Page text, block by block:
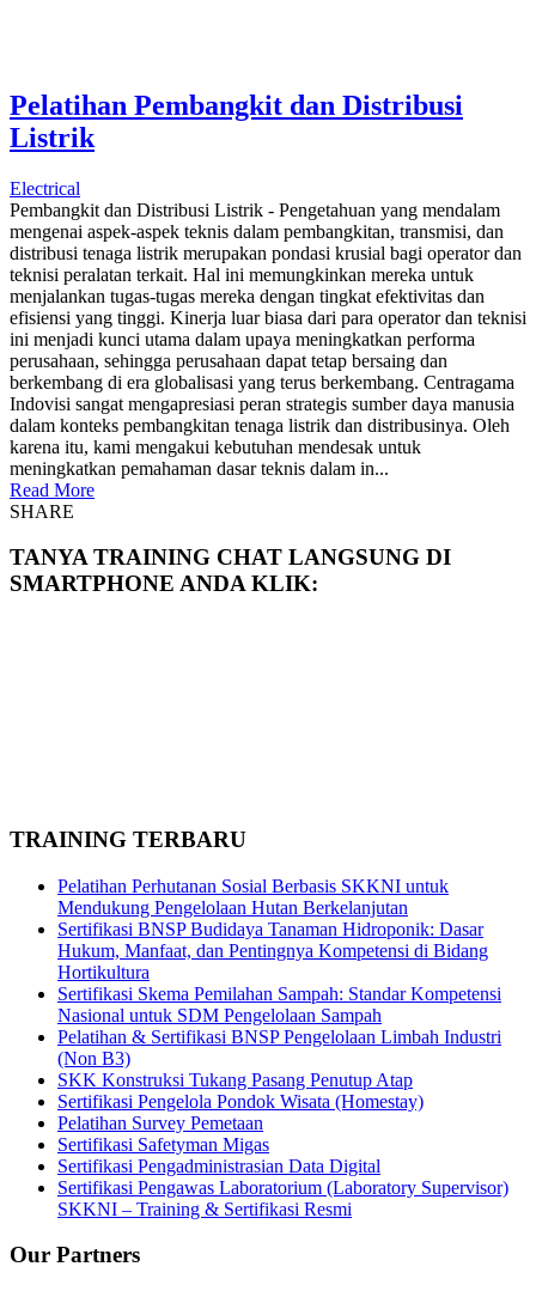
Pelatihan Pembangkit dan Distribusi
Listrik
Electrical
Pembangkit dan Distribusi Listrik - Pengetahuan yang mendalam
mengenai aspek-aspek teknis dalam pembangkitan, transmisi, dan
distribusi tenaga listrik merupakan pondasi krusial bagi operator dan
teknisi peralatan terkait. Hal ini memungkinkan mereka untuk
menjalankan tugas-tugas mereka dengan tingkat efektivitas dan
efisiensi yang tinggi. Kinerja luar biasa dari para operator dan teknisi
ini menjadi kunci utama dalam upaya meningkatkan performa
perusahaan, sehingga perusahaan dapat tetap bersaing dan
berkembang di era globalisasi yang terus berkembang. Centragama
Indovisi sangat mengapresiasi peran strategis sumber daya manusia
dalam konteks pembangkitan tenaga listrik dan distribusinya. Oleh
karena itu, kami mengakui kebutuhan mendesak untuk
meningkatkan pemahaman dasar teknis dalam in...
Read More
SHARE
TANYA TRAINING CHAT LANGSUNG DI
SMARTPHONE ANDA KLIK:
TRAINING TERBARU
Pelatihan Perhutanan Sosial Berbasis SKKNI untuk
Mendukung Pengelolaan Hutan Berkelanjutan
Sertifikasi BNSP Budidaya Tanaman Hidroponik: Dasar
Hukum, Manfaat, dan Pentingnya Kompetensi di Bidang
Hortikultura
Sertifikasi Skema Pemilahan Sampah: Standar Kompetensi
Nasional untuk SDM Pengelolaan Sampah
Pelatihan & Sertifikasi BNSP Pengelolaan Limbah Industri
(Non B3)
SKK Konstruksi Tukang Pasang Penutup Atap
Sertifikasi Pengelola Pondok Wisata (Homestay)
Pelatihan Survey Pemetaan
Sertifikasi Safetyman Migas
Sertifikasi Pengadministrasian Data Digital
Sertifikasi Pengawas Laboratorium (Laboratory Supervisor)
SKKNI – Training & Sertifikasi Resmi
Our Partners